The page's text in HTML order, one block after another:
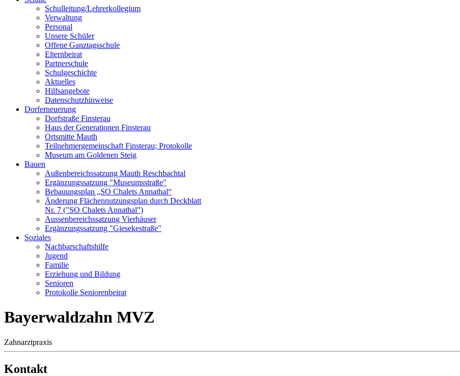
Schulleitung/Lehrerkollegium
Verwaltung
Personal
Unsere Schüler
Offene Ganztagsschule
Elternbeirat
Partnerschule
Schulgeschichte
Aktuelles
Hilfsangebote
Datenschutzhinweise
Dorferneuerung
Dorfstraße Finsterau
Haus der Generationen Finsterau
Ortsmitte Mauth
Teilnehmergemeinschaft Finsterau; Protokolle
Museum am Goldenen Steig
Bauen
Außenbereichssatzung Mauth Reschbachtal
Ergänzungssatzung "Museumsstraße"
Bebauungsplan „SO Chalets Annathal“
Änderung Flächennutzungsplan durch Deckblatt
Nr. 7 ("SO Chalets Annathal")
Aussenbereichssatzung Vierhäuser
Ergänzungssatzung "Giesekestraße"
Soziales
Nachbarschaftshilfe
Jugend
Familie
Erziehung und Bildung
Senioren
Protokolle Seniorenbeirat
Bayerwaldzahn MVZ
Zahnarztpraxis
Kontakt